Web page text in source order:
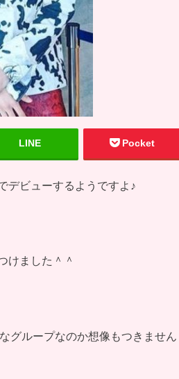
LINE Pocket
デビューするようですよ♪
けました＾＾
グループなのか想像もつきません